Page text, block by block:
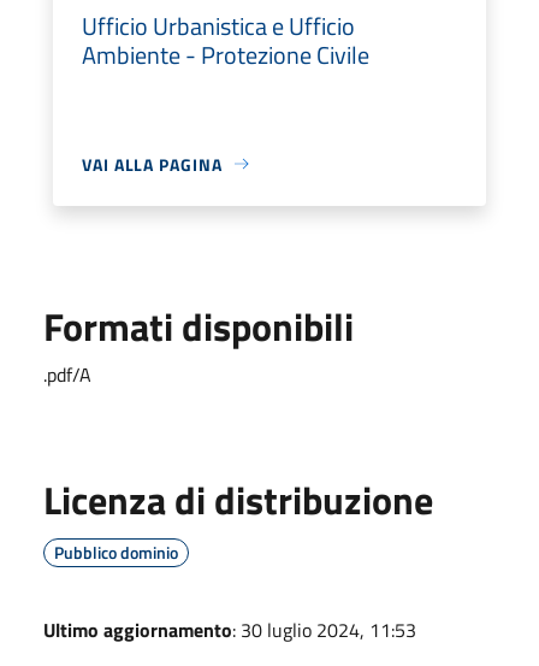
Ufficio Urbanistica e Ufficio
Ambiente - Protezione Civile
VAI ALLA PAGINA
Formati disponibili
.pdf/A
Licenza di distribuzione
Pubblico dominio
Ultimo aggiornamento: 30 luglio 2024, 11:53